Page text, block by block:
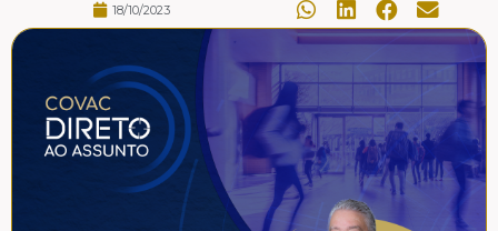
18/10/2023